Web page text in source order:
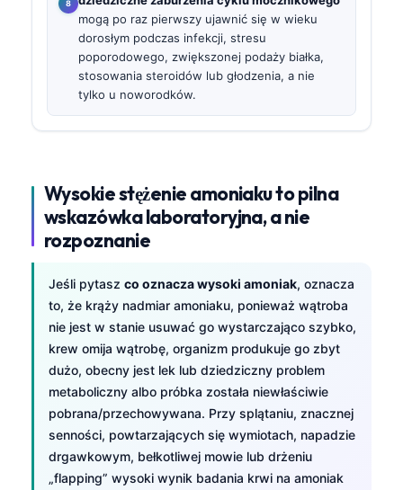
mogą po raz pierwszy ujawnić się w wieku
dorosłym podczas infekcji, stresu
poporodowego, zwiększonej podaży białka,
stosowania steroidów lub głodzenia, a nie
tylko u noworodków.
Wysokie stężenie amoniaku to pilna
wskazówka laboratoryjna, a nie
rozpoznanie
Jeśli pytasz co oznacza wysoki amoniak, oznacza
to, że krąży nadmiar amoniaku, ponieważ wątroba
nie jest w stanie usuwać go wystarczająco szybko,
krew omija wątrobę, organizm produkuje go zbyt
dużo, obecny jest lek lub dziedziczny problem
metaboliczny albo próbka została niewłaściwie
pobrana/przechowywana. Przy splątaniu, znacznej
senności, powtarzających się wymiotach, napadzie
drgawkowym, bełkotliwej mowie lub drżeniu
„flapping” wysoki wynik badania krwi na amoniak